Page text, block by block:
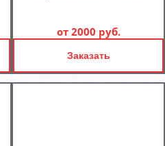
от 2000 руб.
Заказать